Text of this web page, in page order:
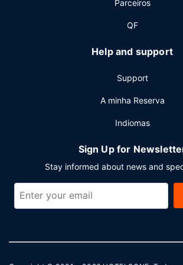
transporte de/para o aeroporto (disponível
Parceiros
QF
Help and support
Support
A minha Reserva
Indiomas
Sign Up for
Stay informed about news and